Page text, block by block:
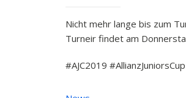
Nicht mehr lange bis zum
Turneir findet am
#AJC2019 #AllianzJuniorsCup